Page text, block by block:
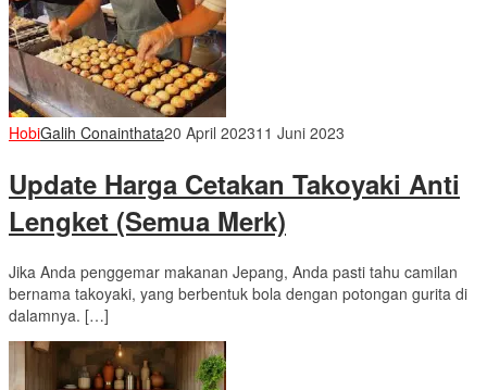
HobiGalih Conainthata20 April 202311 Juni 2023
Update Harga Cetakan Takoyaki Anti
Lengket (Semua Merk)
Jika Anda penggemar makanan Jepang, Anda pasti tahu camilan
bernama takoyaki, yang berbentuk bola dengan potongan gurita di
dalamnya. […]